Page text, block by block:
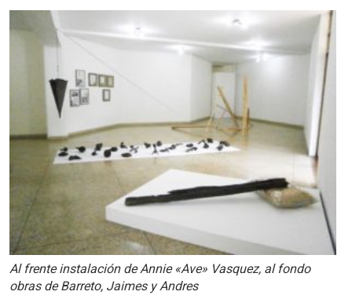
Al frente instalación de Annie «Ave» Vasquez, al fondo
obras de Barreto, Jaimes y Andres